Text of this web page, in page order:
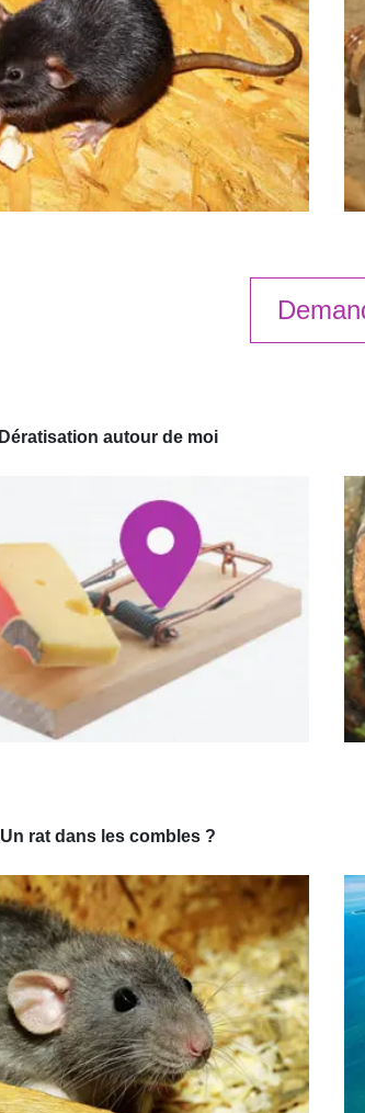
Dératisation autour de moi
Un rat dans les combles ?